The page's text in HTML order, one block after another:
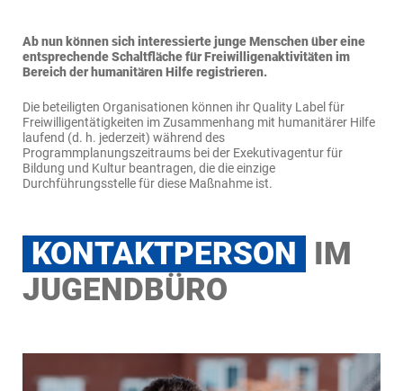
Praktische Infos:
mindestens zwei Ländern
Dauer: 2 Wochen bis 2 Monate (Vollzeit)
Ort:Drittland, in dem Maßnahmen der humanitären Hilfe
durchgeführt werden
Beteiligte Organisationen:zwei unterstützende
Ab nun können sich interessierte junge Menschen über eine
entsprechende Schaltfläche für Freiwilligenaktivitäten im
Bereich der humanitären Hilfe registrieren.
Die beteiligten Organisationen können ihr Quality Label für
Freiwilligentätigkeiten im Zusammenhang mit humanitärer Hilfe
laufend (d. h. jederzeit) während des
Programmplanungszeitraums bei der Exekutivagentur für
Bildung und Kultur beantragen, die die einzige
Durchführungsstelle für diese Maßnahme ist.
KONTAKTPERSON IM
JUGENDBÜRO